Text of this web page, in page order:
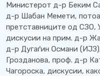
Министерот д-р Беким
д-р Шабан Мемети, потоа
претставниците од
дискусии на прим. д-р
д-р Дугаѓин Османи
Грозданова, проф. д-р
Чагороска, дискусии,